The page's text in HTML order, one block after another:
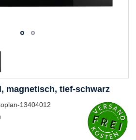
magnetisch, tief-schwarz
13404012